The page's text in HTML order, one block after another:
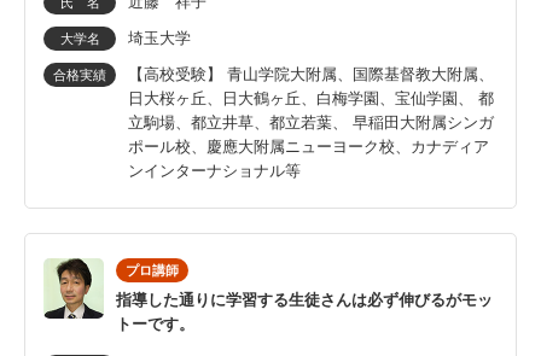
大学名 埼玉大学
合格実績
【高校受験】 青山学院大附属、国際基督教大附属、
日大桜ヶ丘、日大鶴ヶ丘、白梅学園、宝仙学園、 都
立駒場、都立井草、都立若葉、 早稲田大附属シンガ
ポール校、慶應大附属ニューヨーク校、カナディア
ンインターナショナル等
プロ講師
指導した通りに学習する生徒さんは必ず伸びるがモッ
トーです。